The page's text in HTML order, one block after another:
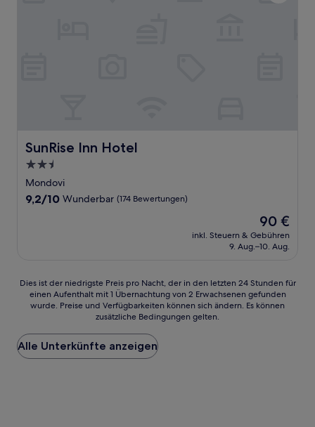
SunRise Inn Hotel
SunRise Inn Hotel
2.5-
Sterne-
Unterkunft
Mondovi
9.2
9,2/10 Wunderbar (174 Bewertungen)
Der
Preis
beträgt
90 €
inkl. Steuern & Gebühren
9. Aug.–10. Aug.
Dies
der
Preis
pro
Nacht,
Dies ist der niedrigste Preis pro Nacht, der in den letzten 24 Stunden für
einen Aufenthalt mit 1 Übernachtung von 2 Erwachsenen gefunden
wurde. Preise und Verfügbarkeiten können sich ändern. Es können
zusätzliche Bedingungen gelten.
Alle Unterkünfte anzeigen